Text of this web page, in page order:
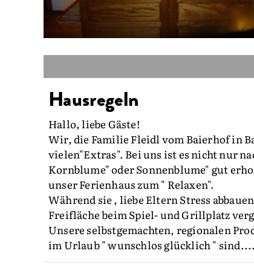
Hausregeln
Hallo, liebe Gäste!
Wir, die Familie Fleidl vom Baierhof in
vielen"Extras". Bei uns ist es nicht nur
Kornblume" oder Sonnenblume" gut
unser Ferienhaus zum " Relaxen".
Während sie , liebe Eltern Stress
Freifläche beim Spiel- und Grillplatz
Unsere selbstgemachten, regionalen
im Urlaub " wunschlos glücklich " sind....